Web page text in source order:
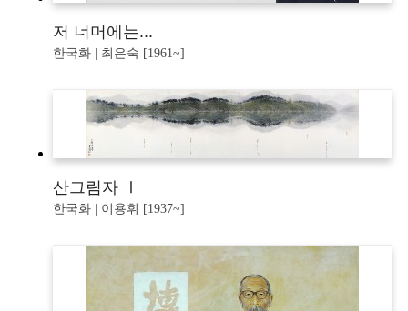
저 너머에는...
한국화 | 최은숙 [1961~]
산그림자 Ⅰ
한국화 | 이용휘 [1937~]